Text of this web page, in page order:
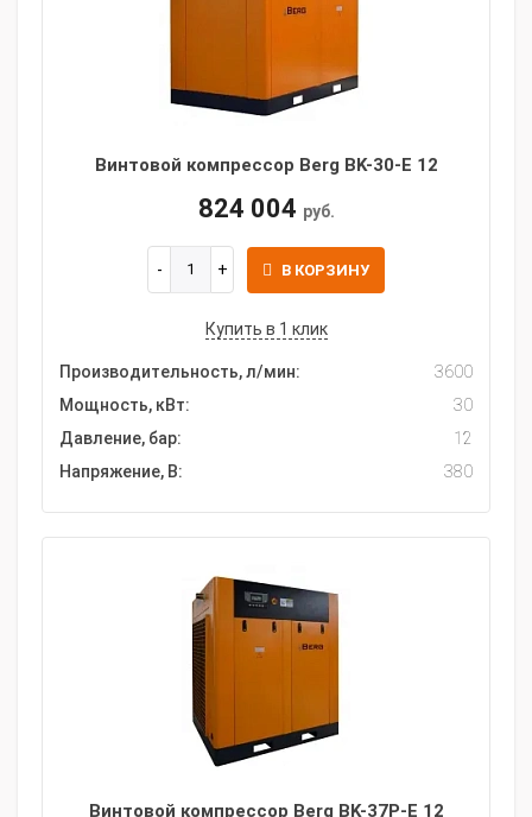
Винтовой компрессор Berg BK-30-E 12
824 004 руб.
В КОРЗИНУ
Купить в 1 клик
Производительность, л/мин:
3600
Мощность, кВт:
30
Давление, бар:
12
Напряжение, В:
380
Винтовой компрессор Berg BK-37P-E 12